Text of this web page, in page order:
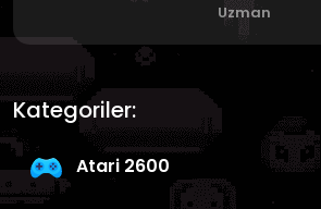
Uzman
Kategoriler:
Atari 2600